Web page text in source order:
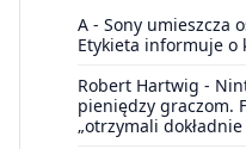
A - Sony umieszcza
Etykieta informuje o
Robert Hartwig -
pieniędzy graczom.
„otrzymali